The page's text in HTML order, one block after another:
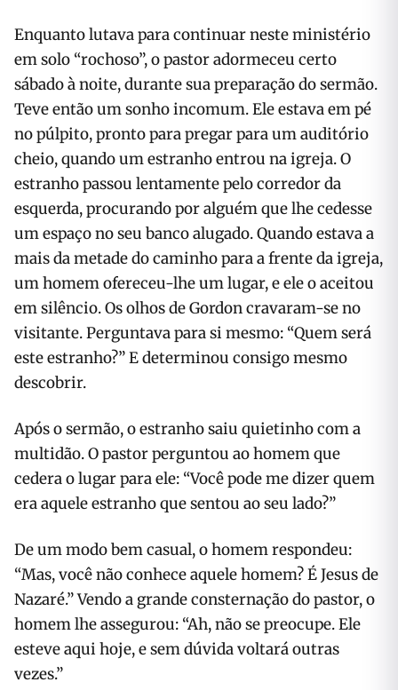
Enquanto lutava para continuar neste ministério
em solo “rochoso”, o pastor adormeceu certo
sábado à noite, durante sua preparação do sermão.
Teve então um sonho incomum. Ele estava em pé
no púlpito, pronto para pregar para um auditório
cheio, quando um estranho entrou na igreja. O
estranho passou lentamente pelo corredor da
esquerda, procurando por alguém que lhe cedesse
um espaço no seu banco alugado. Quando estava a
mais da metade do caminho para a frente da igreja,
um homem ofereceu-lhe um lugar, e ele o aceitou
em silêncio. Os olhos de Gordon cravaram-se no
visitante. Perguntava para si mesmo: “Quem será
este estranho?” E determinou consigo mesmo
descobrir.
Após o sermão, o estranho saiu quietinho com a
multidão. O pastor perguntou ao homem que
cedera o lugar para ele: “Você pode me dizer quem
era aquele estranho que sentou ao seu lado?”
De um modo bem casual, o homem respondeu:
“Mas, você não conhece aquele homem? É Jesus de
Nazaré.” Vendo a grande consternação do pastor, o
homem lhe assegurou: “Ah, não se preocupe. Ele
esteve aqui hoje, e sem dúvida voltará outras
vezes.”